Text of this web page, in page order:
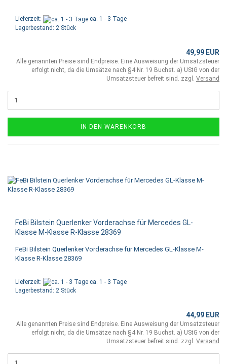
Lieferzeit:
ca. 1 - 3 Tage
Lagerbestand: 2 Stück
49,99 EUR
Alle genannten Preise sind Endpreise. Eine Ausweisung der Umsatzsteuer
erfolgt nicht, da die Umsätze nach §4 Nr. 19 Buchst. a) UStG von der
Umsatzsteuer befreit sind. zzgl. Versand
IN DEN WARENKORB
FeBi Bilstein Querlenker Vorderachse für Mercedes GL-
Klasse M-Klasse R-Klasse 28369
FeBi Bilstein Querlenker Vorderachse für Mercedes GL-Klasse M-
Klasse R-Klasse 28369
Lieferzeit:
ca. 1 - 3 Tage
Lagerbestand: 2 Stück
44,99 EUR
Alle genannten Preise sind Endpreise. Eine Ausweisung der Umsatzsteuer
erfolgt nicht, da die Umsätze nach §4 Nr. 19 Buchst. a) UStG von der
Umsatzsteuer befreit sind. zzgl. Versand